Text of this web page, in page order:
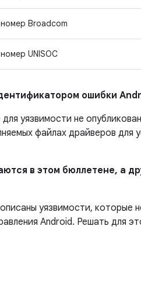
Broadcom
UNISOC
ошибки
уязвимости не
файлах драйверов для
в этом бюллетене, а
уязвимости, которые
Android. Решать для